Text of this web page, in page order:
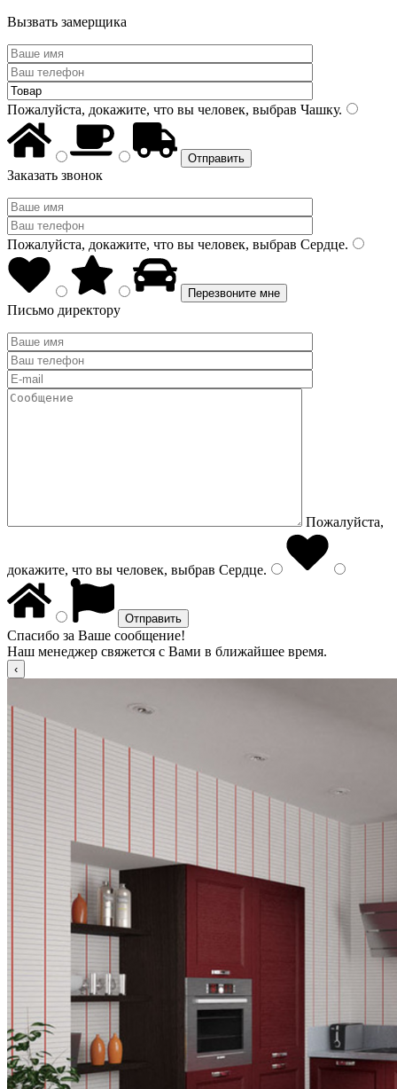
Вызвать замерщика
Пожалуйста, докажите, что вы человек, выбрав Чашку.
Заказать звонок
Пожалуйста, докажите, что вы человек, выбрав Сердце.
Письмо директору
Пожалуйста,
докажите, что вы человек, выбрав Сердце.
Спасибо за Ваше сообщение!
Наш менеджер свяжется с Вами в ближайшее время.